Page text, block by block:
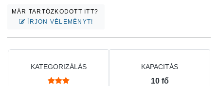
MÁR TARTÓZKODOTT ITT?
ÍRJON VÉLEMÉNYT!
KATEGORIZÁLÁS KAPACITÁS
10 fő